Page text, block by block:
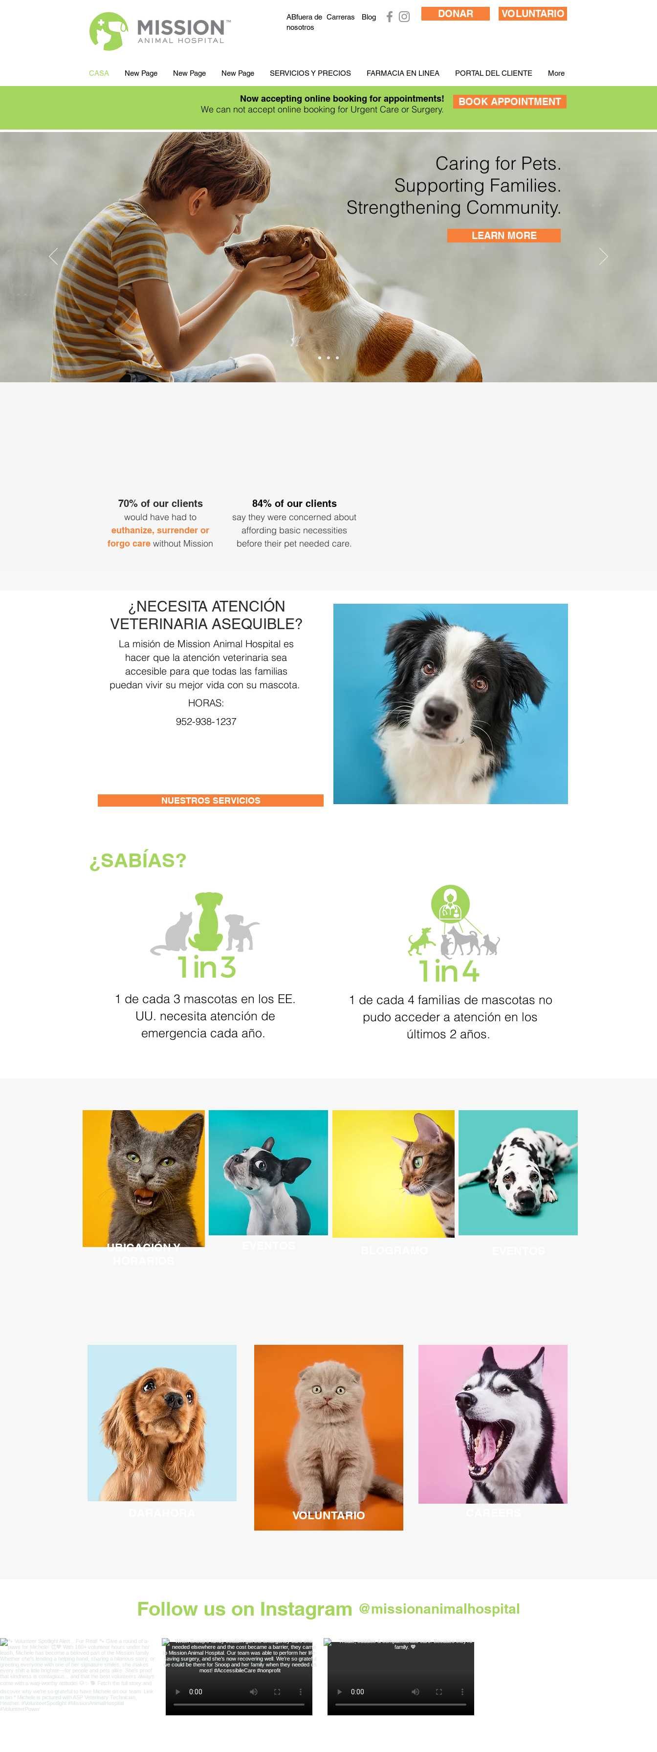
ABfuera de
nosotros
Carreras Blog DONAR VOLUNTARIO
CASA New Page New Page New Page SERVICIOS Y PRECIOS FARMACIA EN LINEA PORTAL DEL CLIENTE More
Now accepting online booking for appointments!
We can not accept online booking for Urgent Care or Surgery.
BOOK APPOINTMENT
Caring for Pets.
Supporting Families.
Strengthening Community.
LEARN MORE
70% of our clients
would have had to
euthanize, surrender or
forgo care without Mission
84% of our clients
say they were concerned about
affording basic necessities
before their pet needed care.
¿NECESITA ATENCIÓN
VETERINARIA ASEQUIBLE?
La misión de Mission Animal Hospital es
hacer que la atención veterinaria sea
accesible para que todas las familias
puedan vivir su mejor vida con su mascota.
HORAS:
952-938-1237
NUESTROS SERVICIOS
¿SABÍAS?
1 de cada 3 mascotas en los EE.
UU. necesita atención de
emergencia cada año.
1 de cada 4 familias de mascotas no
pudo acceder a atención en los
últimos 2 años.
UBICACIÓN Y
VOLUNTARIO
Follow us on Instagram @missionanimalhospital